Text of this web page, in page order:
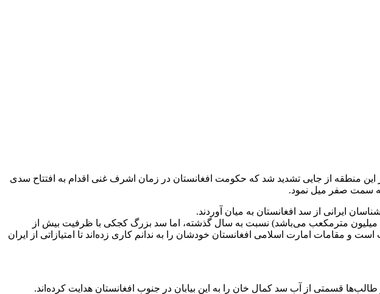
منطقه از جایی تشدید شد که حکومت افغانستان در زمان اشرف غنی اقدام به افتتاح سدی
ایرانی از سد افغانستان به میان آوردند.
تصاویر ماهواره‌ای از حوضه آبریز هیرمند اثبات می‌کنند که علی‌رغم کاهش آب سد کمال خان (که ظرفیت آن ۵۰ میلیون مترمکعب می‌باشد) نسبت به سال گذشته، اما سد بزرگ کجکی با ظرفیت بیش از
از مرز‌های ایران قرار دارد پر از آب است و مقامات امارت اسلامی افغانستان خودشان را به ندانم کاری زده‌اند تا امتیازاتی از ایران
قسمتی از آب سد کمال خان را به این بیابان در جنوب افغانستان هدایت کرده‌اند.